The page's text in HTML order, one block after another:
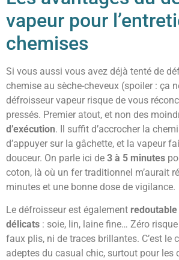
vapeur pour
chemises
Si vous aussi vous avez déjà tenté de
chemise au sèche-cheveux (spoiler : ça
défroisseur vapeur risque de vous
pressés. Premier atout, et non des
d’exécution. Il suffit d’accrocher la
d’appuyer sur la gâchette, et la vapeur
douceur. On parle ici de 3 à 5 minutes
coton, là où un fer traditionnel m’aurait
minutes et une bonne dose de vigilance.
Le défroisseur est également
délicats : soie, lin, laine fine… Zéro
faux plis, ni de traces brillantes. C’est le
adeptes du casual chic, surtout pour les